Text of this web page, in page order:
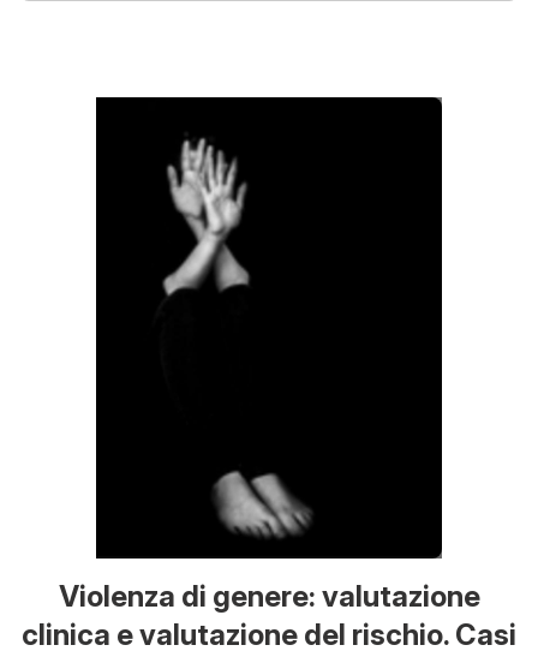
Violenza di genere: valutazione
clinica e valutazione del rischio. Casi